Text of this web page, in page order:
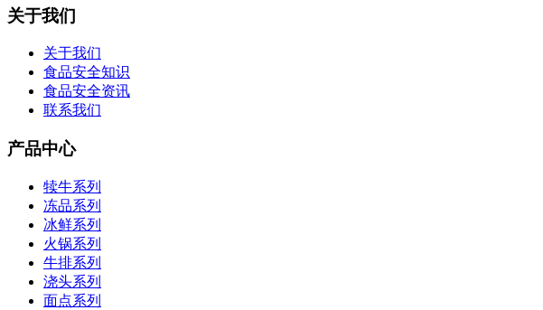
关于我们
关于我们
食品安全知识
食品安全资讯
联系我们
产品中心
犊牛系列
冻品系列
冰鲜系列
火锅系列
牛排系列
浇头系列
面点系列